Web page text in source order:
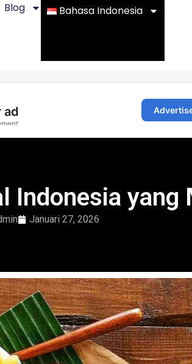
Blog Bahasa Indonesia
Indonesia yang
Januari 27, 2026